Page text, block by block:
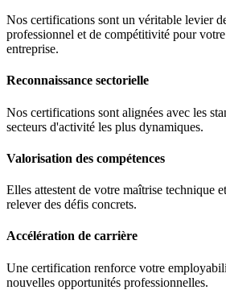
Nos certifications sont un véritable levier
professionnel et de compétitivité pour
entreprise.
Reconnaissance sectorielle
Nos certifications sont alignées avec les
secteurs d'activité les plus dynamiques.
Valorisation des compétences
Elles attestent de votre maîtrise technique
relever des défis concrets.
Accélération de carrière
Une certification renforce votre
nouvelles opportunités professionnelles.